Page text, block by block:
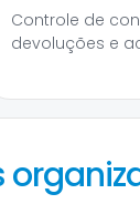
Controle de
devoluções e